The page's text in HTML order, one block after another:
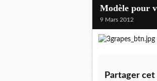
Modèle pour
9 Mars 2012
Partager